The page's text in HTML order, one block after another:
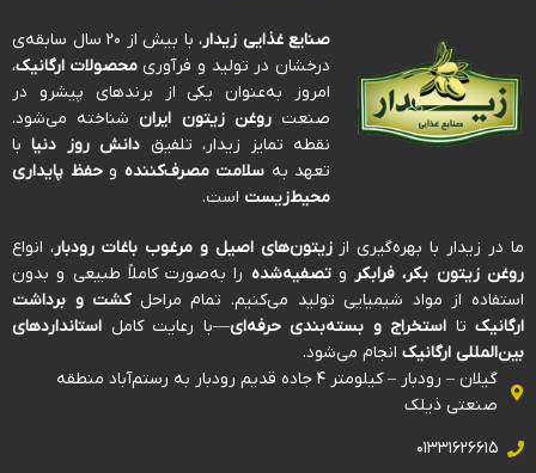
صنایع غذایی زیدار
، با بیش از ۲۰ سال سابقه‌ی
درخشان در تولید و فرآوریمحصولات ارگانیک،
امروز به‌عنوان یکی از برندهای پیشرو در
صنعتروغن زیتون ایرانشناخته می‌شود.
نقطه تمایز زیدار، تلفیق دانش روز دنیابا
تعهد به سلامت مصرف‌کننده وحفظ پایداری
محیط‌زیست است.
ما در زیدار با بهره‌گیری اززیتون‌های اصیل و مرغوب باغات رودبار، انواع
روغن زیتون بکر، فرابکر وتصفیه‌شده را به‌صورت کاملاً طبیعی و بدون
استفاده از مواد شیمیایی تولید می‌کنیم. تمام مراحلکشت و برداشت
ارگانیک تا استخراج و بسته‌بندی حرفه‌ای—با رعایت کامل استانداردهای
بین‌المللی ارگانیک انجام می‌شود.
گیلان – رودبار – کیلومتر ۴ جاده قدیم رودبار به رستم‌آباد منطقه
صنعتی ذیلک
۰۱۳۳۱۶۲۶۶۱۵